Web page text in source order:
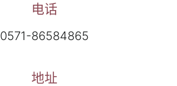
电话
0571-86584865
地址